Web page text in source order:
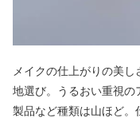
メイクの仕上がりの美
地選び。うるおい重視の
製品など種類は山ほど。